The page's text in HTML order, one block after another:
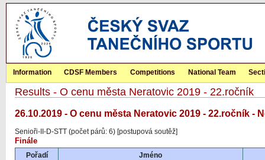
Information CDSF Members Competitions National Team
Results - O cenu města Neratovic 2019 - 22.ročník
26.10.2019 - O cenu města Neratovic 2019 - 22.ročník -
Senioři-II-D-STT (počet párů: 6) [postupová soutěž]
Finále
Pořadí
Jméno